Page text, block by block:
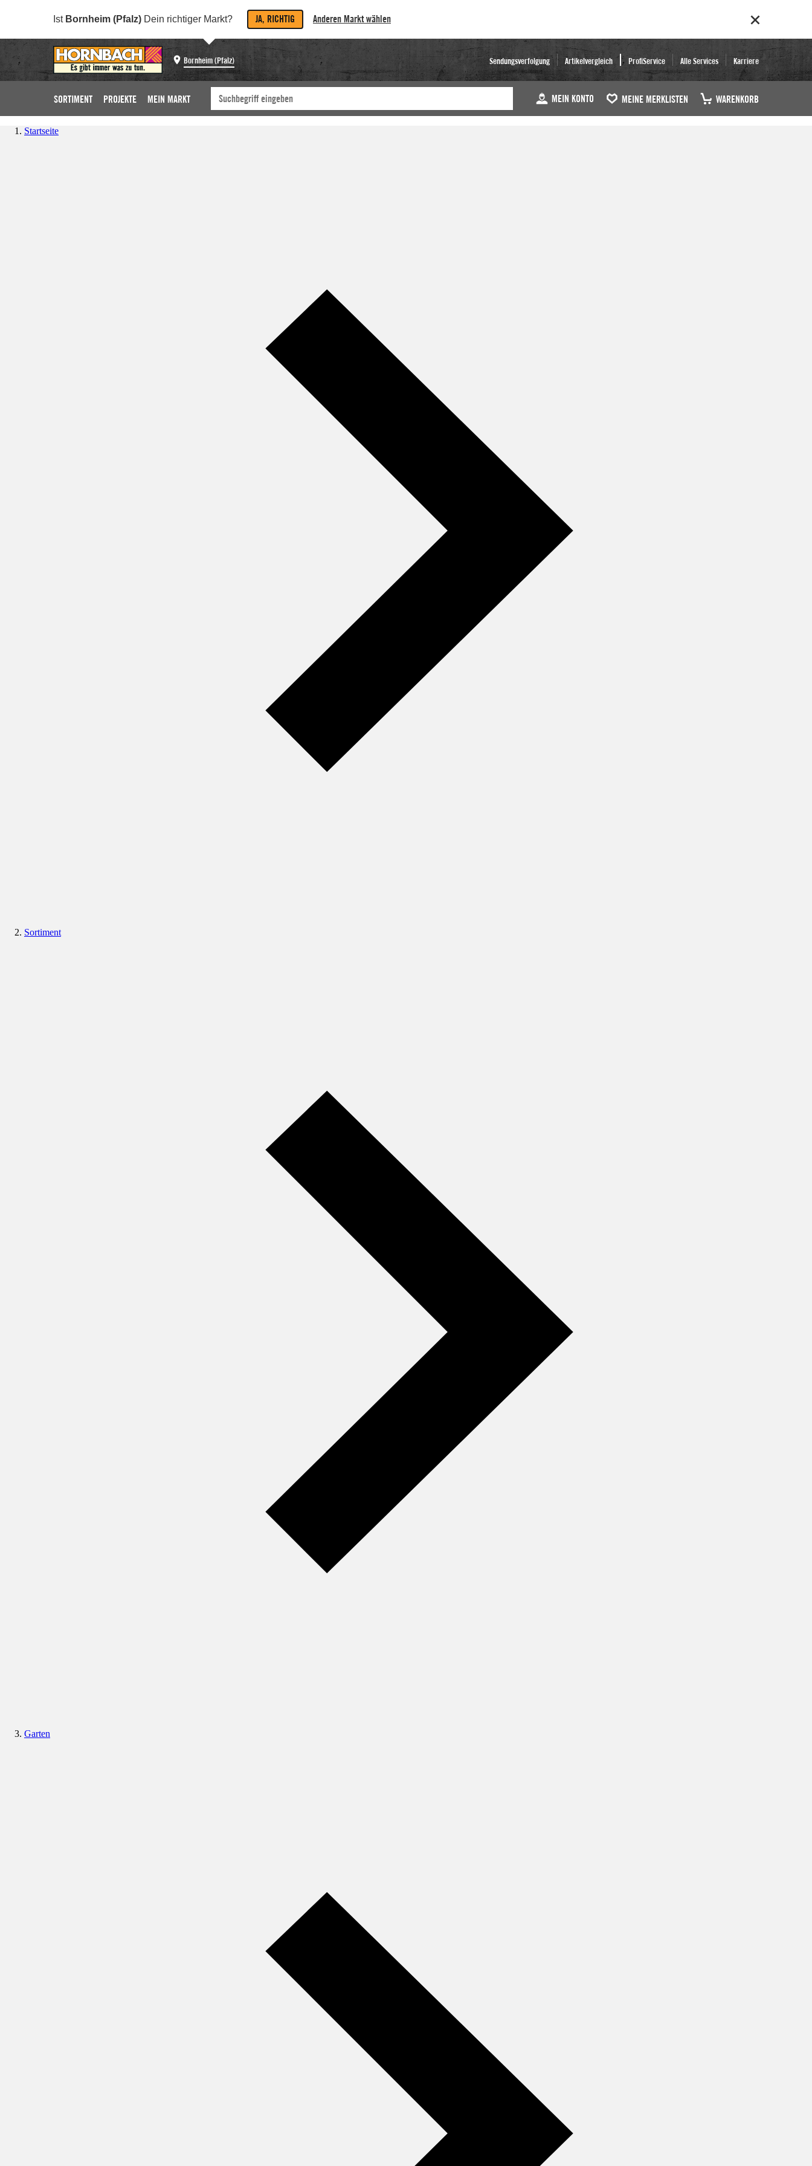
Ist Bornheim (Pfalz) Dein richtiger Markt? JA, RICHTIG Anderen Markt wählen
Bornheim (Pfalz) Sendungsverfolgung Artikelvergleich ProfiService Alle Services Karriere
SORTIMENT PROJEKTE MEIN MARKT MEIN KONTO MEINE MERKLISTEN WARENKORB
Startseite
Sortiment
Garten